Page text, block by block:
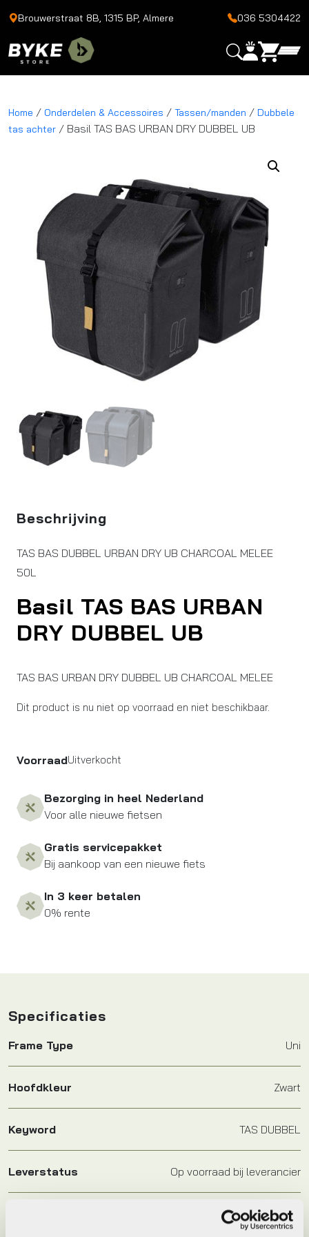
Brouwerstraat 8B, 1315 BP, Almere 036 5304422
Home / Onderdelen & Accessoires / Tassen/manden / Dubbele
tas achter / Basil TAS BAS URBAN DRY DUBBEL UB
Beschrijving
TAS BAS DUBBEL URBAN DRY UB CHARCOAL MELEE
50L
Basil TAS BAS URBAN
DRY DUBBEL UB
TAS BAS URBAN DRY DUBBEL UB CHARCOAL MELEE
Dit product is nu niet op voorraad en niet beschikbaar.
VoorraadUitverkocht
Bezorging in heel Nederland
Voor alle nieuwe fietsen
Gratis servicepakket
Bij aankoop van een nieuwe fiets
In 3 keer betalen
0% rente
Specificaties
Frame Type Uni
Hoofdkleur Zwart
Keyword TAS DUBBEL
Leverstatus Op voorraad bij leverancier
Urban Dry